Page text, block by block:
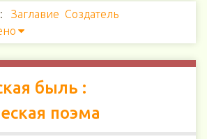
Заглавие Создатель
быль :
поэма